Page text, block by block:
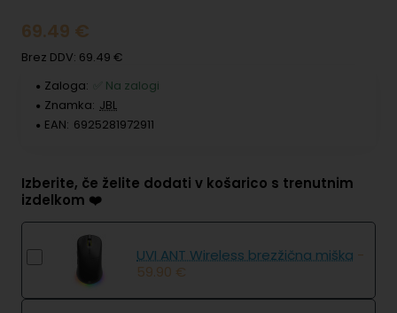
69.49 €
Brez DDV: 69.49 €
Zaloga:
✅ Na zalogi
Znamka: JBL
EAN: 6925281972911
Izberite, če želite dodati v košarico s trenutnim
izdelkom ❤️
UVI ANT Wireless brezžična miška -
59.90 €